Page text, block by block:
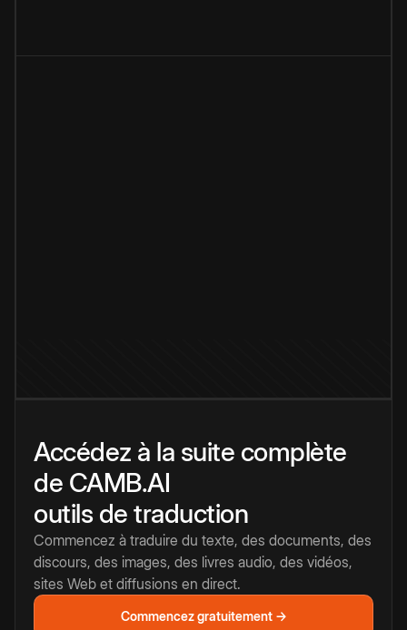
Accédez à la suite complète
de CAMB.AI
outils de traduction
Commencez à traduire du texte, des documents, des
discours, des images, des livres audio, des vidéos,
sites Web et diffusions en direct.
Commencez gratuitement →